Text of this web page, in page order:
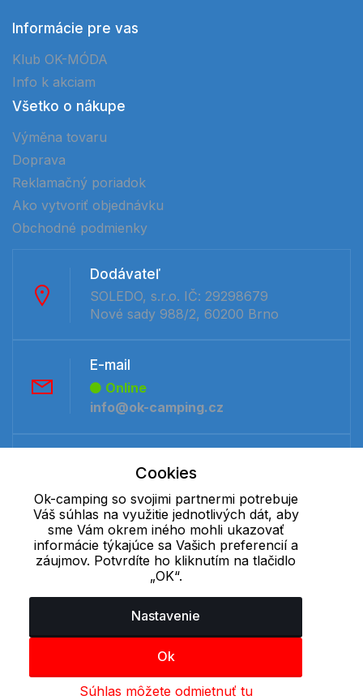
Informácie pre vas
Klub OK-MÓDA
Info k akciam
Všetko o nákupe
Výměna tovaru
Doprava
Reklamačný poriadok
Ako vytvoriť objednávku
Obchodné podmienky
Dodávateľ
SOLEDO, s.r.o. IČ: 29298679
Nové sady 988/2, 60200 Brno
E-mail
Online
info@ok-camping.cz
Offline
+421 277 270 091
Cookie - podrobné nastavenie| Ďalšie informácie|Spracovanie
osobných údajov
Cookies
Ok-camping so svojimi partnermi potrebuje
Váš súhlas na využitie jednotlivých dát, aby
sme Vám okrem iného mohli ukazovať
informácie týkajúce sa Vašich preferencií a
záujmov. Potvrdíte ho kliknutím na tlačidlo
„OK“.
Nastavenie
Ok
Súhlas môžete odmietnuť tu